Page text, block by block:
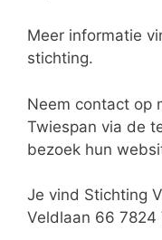
Meer informatie
stichting.
Neem contact op
Twiespan via de
bezoek hun
Je vind Stichting
Veldlaan 66 7824